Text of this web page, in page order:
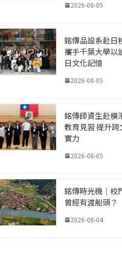
2026-08-05
銘傳品設系赴日
攜手千葉大學以
日文化記憶
2026-08-05
銘傳師資生赴橫
教育見習 提升跨
實力
2026-08-05
銘傳時光機｜校
曾經有渡船頭？
2026-08-04